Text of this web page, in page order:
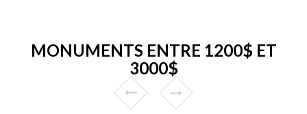
MONUMENTS ENTRE 1200$ ET
3000$